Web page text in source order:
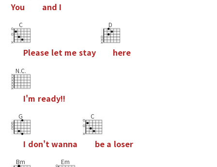
You and I
C
Please let me stay
D
here
N.C.
I'm ready!!
G
I don'twanna
C
be a loser
Bm Em